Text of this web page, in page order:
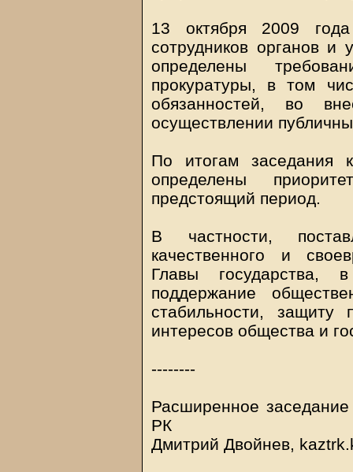
13 октября 2009
сотрудников органов и
определены
прокуратуры, в том
обязанностей, во
осуществлении
По итогам заседания
определены
предстоящий период.
В частности,
качественного и
Главы
поддержание
стабильности,
интересов общества и
--------
Расширенное заседание
РК
Дмитрий Двойнев,